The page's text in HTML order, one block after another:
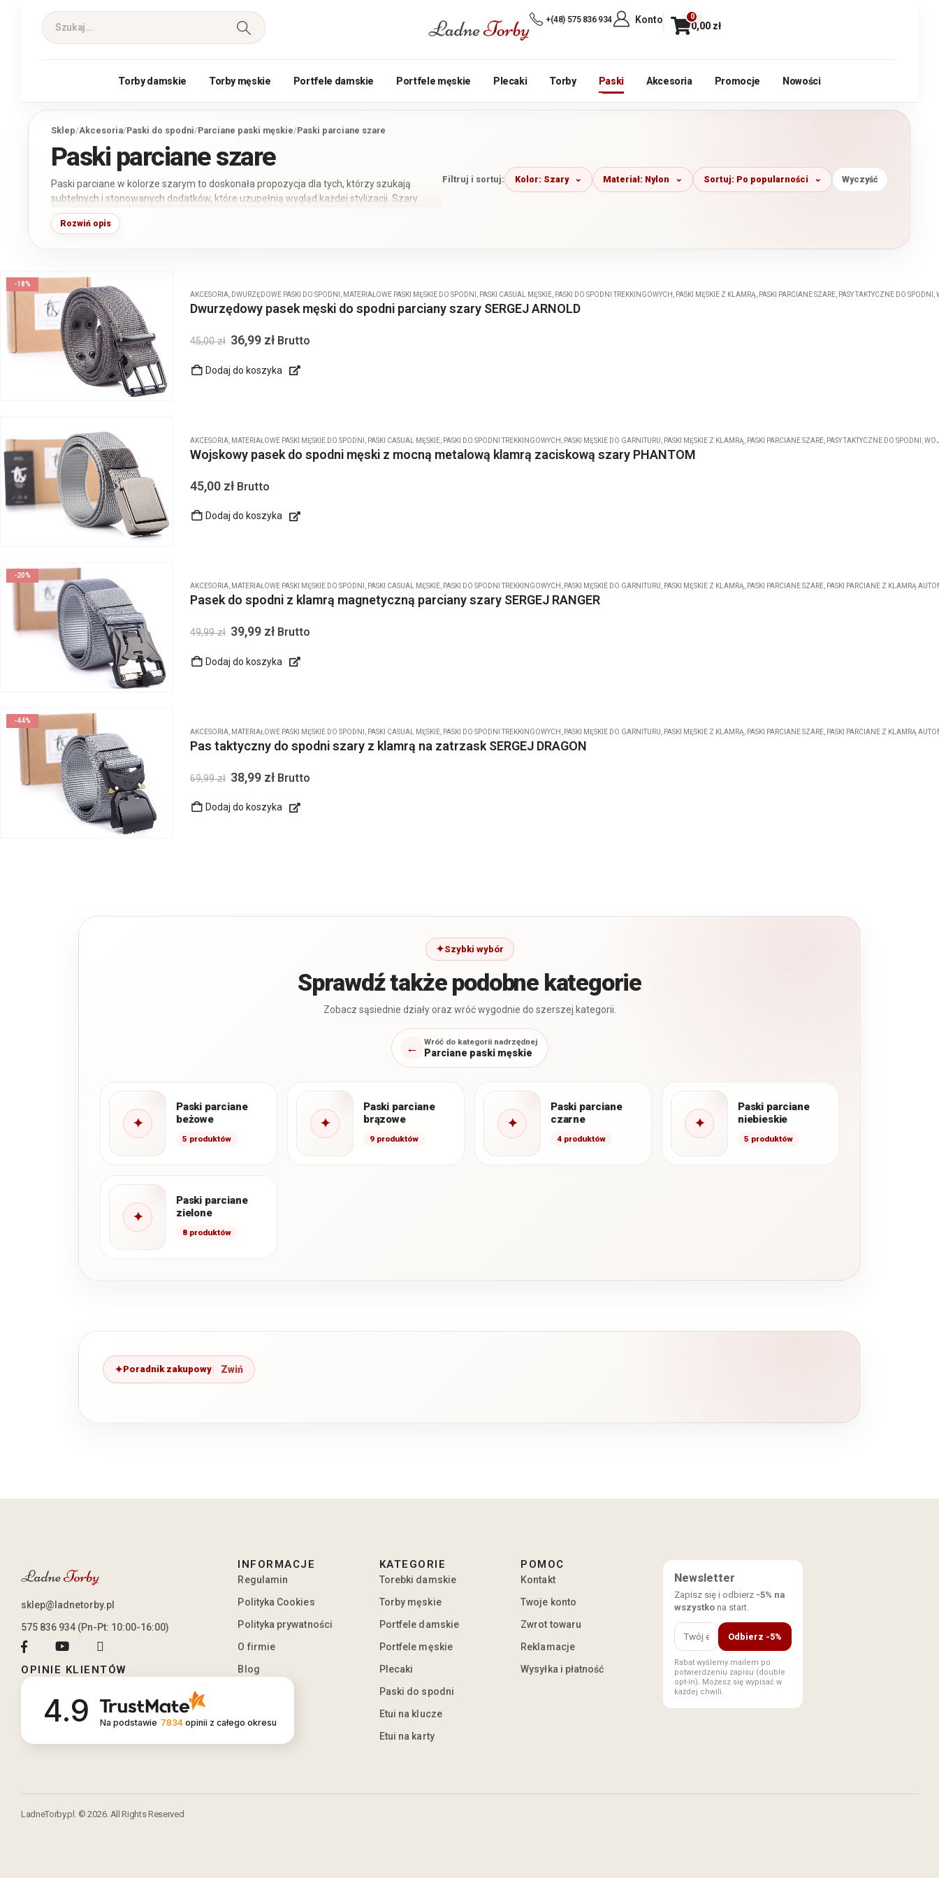
+(48) 575 836 934 Konto 0
0,00 zł
Torby damskie Torby męskie Portfele damskie Portfele męskie Plecaki Torby Paski Akcesoria Promocje Nowości
Sklep/Akcesoria/Paski do spodni/Parciane paski męskie/Paski parciane szare
Paski parciane szare
Paski parciane w kolorze szarym to doskonała propozycja dla tych, którzy szukają
subtelnych i stonowanych dodatków, które uzupełnią wygląd każdej stylizacji. Szary
odcień jest odpowiedni zarówno dla mężczyzn, jak i dla kobiet. Szare paski parciane do
spodni świetnie sprawdzą się jako dodatek do codziennych stylizacji, ale też na specjalne
Rozwiń opis
Filtruj i sortuj: Kolor: Szary Materiał: Nylon Sortuj: Po popularności Wyczyść
-18%
AKCESORIA, DWURZĘDOWE PASKI DO SPODNI , MATERIAŁOWE PASKI MĘSKIE DO SPODNI , PASKI CASUAL MĘSKIE, PASKI DO SPODNI TREKKINGOWYCH , PASKI MĘSKIE Z KLAMRĄ, PASKI PARCIANE SZARE, PASY TAKTYCZNE DO SPODNI ,
Dwurzędowy pasek męski do spodni parciany szary SERGEJ ARNOLD
45,00zł 36,99 zł Brutto
Dodaj do koszyka
AKCESORIA MATERIAŁOWE PASKI MĘSKIE DO SPODNI PASKI CASUAL MĘSKIE PASKI DO SPODNI TREKKINGOWYCH PASKI MĘSKIE DO GARNITURU PASKI MĘSKIE Z KLAMRĄ PASKI PARCIANE SZARE PASY TAKTYCZNE DO SPODNI
Wojskowy pasek do spodni męski z mocną metalową klamrą zaciskową szary PHANTOM
45,00 zł Brutto
Dodaj do koszyka
-20%
AKCESORIA, MATERIAŁOWE PASKI MĘSKIE DO SPODNI , PASKI CASUAL MĘSKIE, PASKI DO SPODNI TREKKINGOWYCH , PASKI MĘSKIE DO GARNITURU, PASKI MĘSKIE Z KLAMRĄ, PASKI PARCIANE SZARE, PASKI PARCIANE Z KLAMRĄ
Pasek do spodni z klamrą magnetyczną parciany szary SERGEJ RANGER
49,99zł 39,99 zł Brutto
Dodaj do koszyka
-44%
AKCESORIA MATERIAŁOWE PASKI MĘSKIE DO SPODNI PASKI CASUAL MĘSKIE PASKI DO SPODNI TREKKINGOWYCH PASKI MĘSKIE DO GARNITURU PASKI MĘSKIE Z KLAMRĄ PASKI PARCIANE SZARE PASKI PARCIANE Z KLAMRĄ
Pas taktyczny do spodni szary z klamrą na zatrzask SERGEJ DRAGON
69,99zł 38,99 zł Brutto
Dodaj do koszyka
Szybki wybór
Sprawdź także podobne kategorie
Zobacz sąsiednie działy oraz wróć wygodnie do szerszej kategorii.
← Wróć do kategorii nadrzędnej
Parciane paski męskie
✦
Paski parciane
beżowe
5 produktów
✦
Paski parciane
brązowe
9 produktów
✦
Paski parciane
czarne
4 produktów
✦
Paski parciane
niebieskie
5 produktów
✦
Paski parciane
zielone
8 produktów
Poradnik zakupowy
sklep@ladnetorby.pl
575 836 934 (Pn-Pt: 10:00-16:00)
OPINIE KLIENTÓW
4.9 Na podstawie 7834 opinii z całego okresu
INFORMACJE
Regulamin
Polityka Cookies
Polityka prywatności
O firmie
Blog
KATEGORIE
Torebki damskie
Torby męskie
Portfele damskie
Portfele męskie
Plecaki
Paski do spodni
Etui na klucze
Etui na karty
POMOC
Kontakt
Twoje konto
Zwrot towaru
Reklamacje
Wysyłka i płatność
Newsletter
Zapisz się i odbierz -5% na
wszystkona start.
Odbierz -5%
Rabat wyślemy mailem po
potwierdzeniu zapisu (double
opt-in). Możesz się wypisać w
każdej chwili.
LadneTorby.pl. © 2026. All Rights Reserved